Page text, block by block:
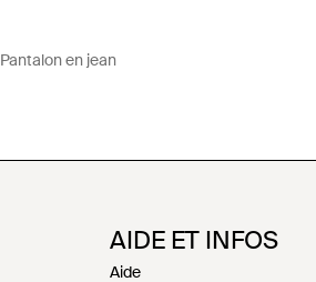
Pantalon en jean
AIDE ET INFOS
Aide